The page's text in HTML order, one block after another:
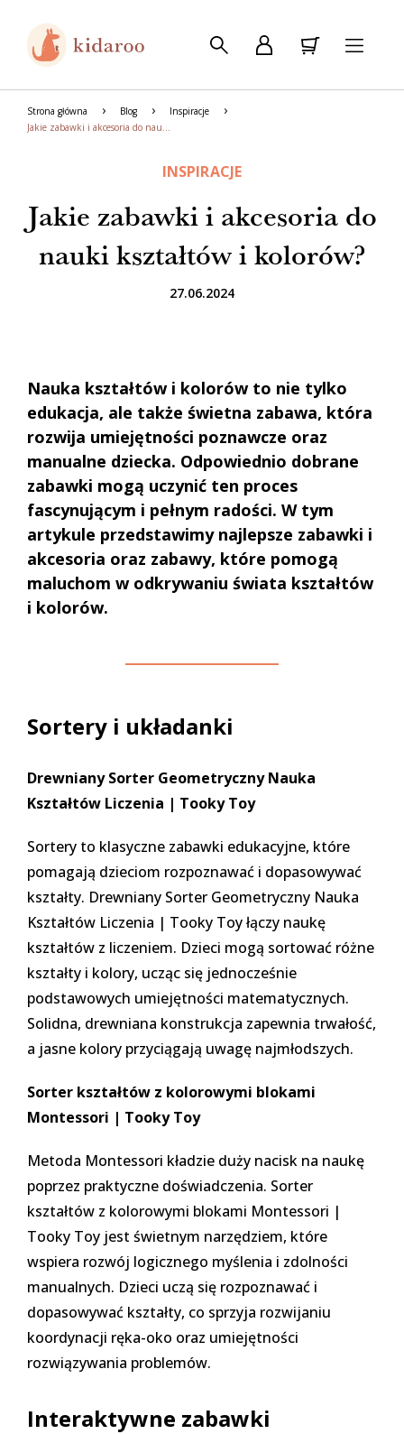
Strona główna Blog
Inspiracje
Jakie zabawki i akcesoria do nauki kształtów i kolorów?
INSPIRACJE
Jakie zabawki i akcesoria do
nauki kształtów i kolorów?
27.06.2024
Nauka kształtów i kolorów to nie tylko
edukacja, ale także świetna zabawa, która
rozwija umiejętności poznawcze oraz
manualne dziecka. Odpowiednio dobrane
zabawki mogą uczynić ten proces
fascynującym i pełnym radości. W tym
artykule przedstawimy najlepsze zabawki i
akcesoria oraz zabawy, które pomogą
maluchom w odkrywaniu świata kształtów
i kolorów.
Sortery i układanki
Drewniany Sorter Geometryczny Nauka
Kształtów Liczenia | Tooky Toy
Sortery to klasyczne zabawki edukacyjne, które
pomagają dzieciom rozpoznawać i dopasowywać
kształty. Drewniany Sorter Geometryczny Nauka
Kształtów Liczenia | Tooky Toyłączy naukę
kształtów z liczeniem. Dzieci mogą sortować różne
kształty i kolory, ucząc się jednocześnie
podstawowych umiejętności matematycznych.
Solidna, drewniana konstrukcja zapewnia trwałość,
a jasne kolory przyciągają uwagę najmłodszych.
Sorter kształtów z kolorowymi blokami
Montessori | Tooky Toy
Metoda Montessori kładzie duży nacisk na naukę
poprzez praktyczne doświadczenia. Sorter
kształtów z kolorowymi blokami Montessori |
Tooky Toy jest świetnym narzędziem, które
wspiera rozwój logicznego myślenia i zdolności
manualnych. Dzieci uczą się rozpoznawać i
dopasowywać kształty, co sprzyja rozwijaniu
koordynacji ręka-oko oraz umiejętności
rozwiązywania problemów.
Interaktywne zabawki